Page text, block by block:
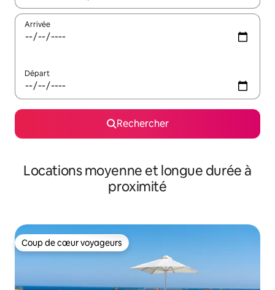
Arrivée
Départ
Rechercher
Locations moyenne et longue durée à
proximité
Coup de cœur voyageurs
Coup de cœur voyageurs